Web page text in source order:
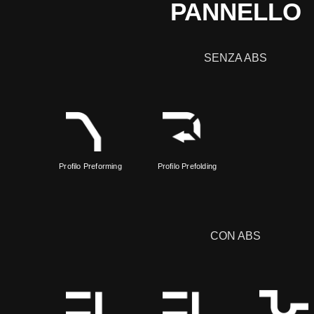
PANNELLO
SENZA ABS
Profilo Preforming Profilo Prefolding
CON ABS